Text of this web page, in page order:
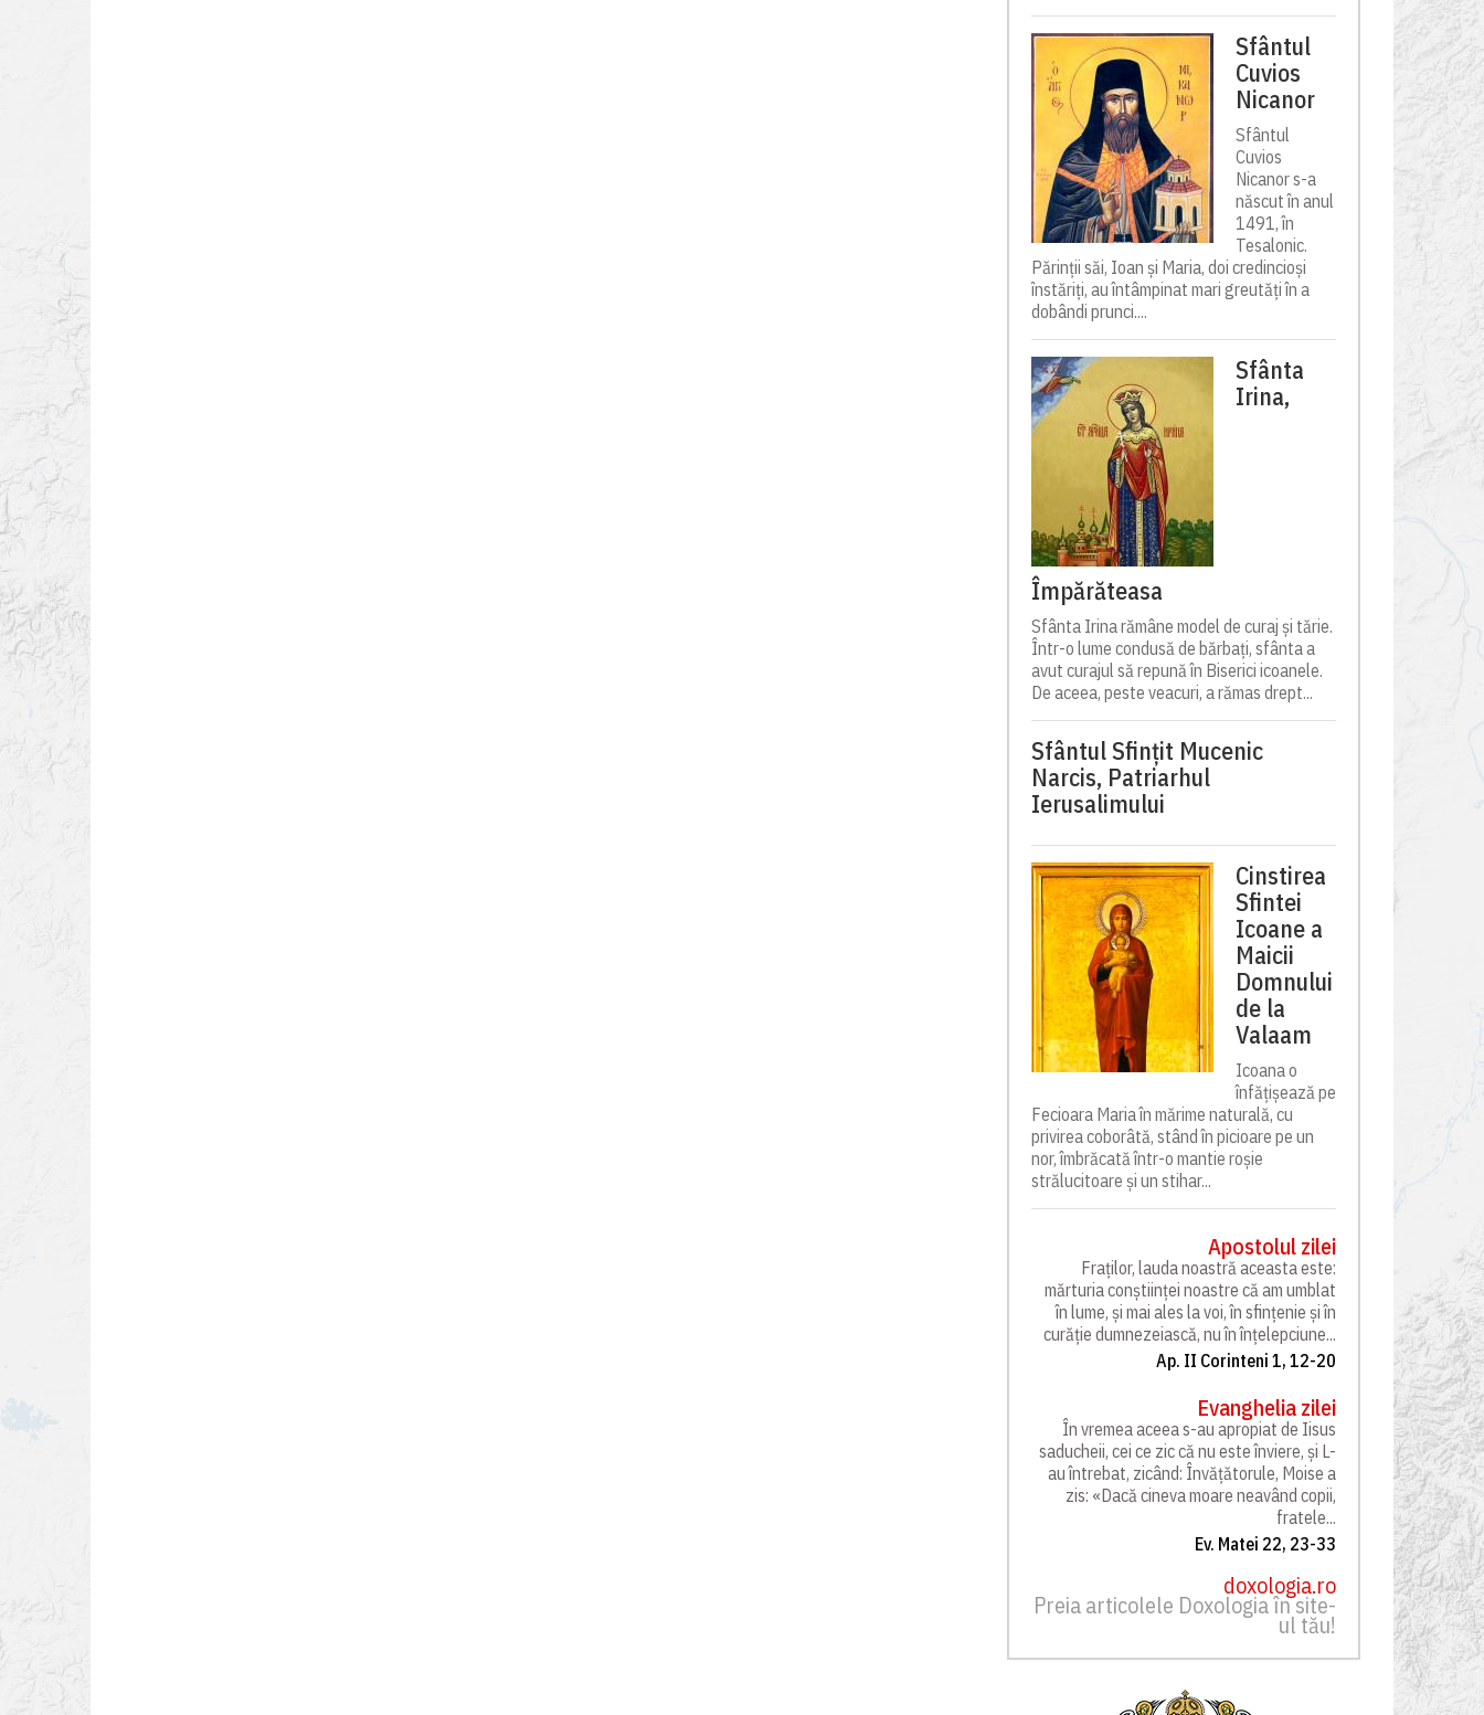
Sfântul
Cuvios
Nicanor
Sfântul
Cuvios
Nicanor s-a
născut în anul
1491, în
Tesalonic.
Părinții săi, Ioan și Maria, doi credincioși
înstăriți, au întâmpinat mari greutăți în a
dobândi prunci....
Sfânta
Irina,
Împărăteasa
Sfânta Irina rămâne model de curaj și tărie.
Într-o lume condusă de bărbați, sfânta a
avut curajul să repună în Biserici icoanele.
De aceea, peste veacuri, a rămas drept...
Sfântul Sfinţit Mucenic
Narcis, Patriarhul
Ierusalimului
Cinstirea
Sfintei
Icoane a
Maicii
Domnului
de la
Valaam
Icoana o
înfățișează pe
Fecioara Maria în mărime naturală, cu
privirea coborâtă, stând în picioare pe un
nor, îmbrăcată într-o mantie roșie
strălucitoare și un stihar...
Apostolul zilei
Fraților, lauda noastră aceasta este:
mărturia conștiinței noastre că am umblat
în lume, și mai ales la voi, în sfințenie și în
curăție dumnezeiască, nu în înțelepciune...
Ap. II Corinteni 1, 12-20
Evanghelia zilei
În vremea aceea s-au apropiat de Iisus
saducheii, cei ce zic că nu este înviere, și L-
au întrebat, zicând: Învățătorule, Moise a
zis: «Dacă cineva moare neavând copii,
fratele...
Ev. Matei 22, 23-33
doxologia.ro
Preia articolele Doxologia în site-
ul tău!